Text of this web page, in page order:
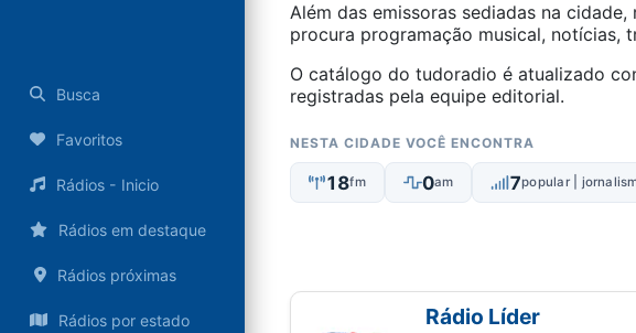
Busca
Favoritos
Rádios - Inicio
Rádios em destaque
Rádios próximas
Rádios por estado
Além das emissoras sediadas na
procura programação musical, notícias,
O catálogo do tudoradio é atualizado
registradas pela equipe editorial.
NESTA CIDADE VOCÊ ENCONTRA
18fm 0am 7popular |
Rádio Líder